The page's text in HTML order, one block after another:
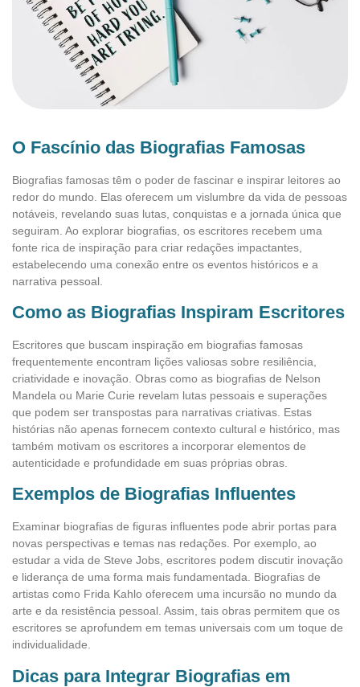
O Fascínio das Biografias Famosas
Biografias famosas têm o poder de fascinar e inspirar leitores ao
redor do mundo. Elas oferecem um vislumbre da vida de pessoas
notáveis, revelando suas lutas, conquistas e a jornada única que
seguiram. Ao explorar biografias, os escritores recebem uma
fonte rica de inspiração para criar redações impactantes,
estabelecendo uma conexão entre os eventos históricos e a
narrativa pessoal.
Como as Biografias Inspiram Escritores
Escritores que buscam inspiração em biografias famosas
frequentemente encontram lições valiosas sobre resiliência,
criatividade e inovação. Obras como as biografias de Nelson
Mandela ou Marie Curie revelam lutas pessoais e superações
que podem ser transpostas para narrativas criativas. Estas
histórias não apenas fornecem contexto cultural e histórico, mas
também motivam os escritores a incorporar elementos de
autenticidade e profundidade em suas próprias obras.
Exemplos de Biografias Influentes
Examinar biografias de figuras influentes pode abrir portas para
novas perspectivas e temas nas redações. Por exemplo, ao
estudar a vida de Steve Jobs, escritores podem discutir inovação
e liderança de uma forma mais fundamentada. Biografias de
artistas como Frida Kahlo oferecem uma incursão no mundo da
arte e da resistência pessoal. Assim, tais obras permitem que os
escritores se aprofundem em temas universais com um toque de
individualidade.
Dicas para Integrar Biografias em